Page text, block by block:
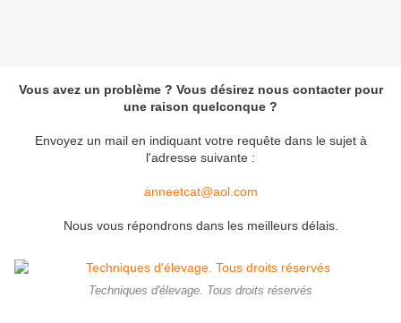
Vous avez un problème ? Vous désirez nous contacter pour
une raison quelconque ?
Envoyez un mail en indiquant votre requête dans le sujet à
l'adresse suivante :
anneetcat@aol.com
Nous vous répondrons dans les meilleurs délais.
Techniques d'élevage. Tous droits réservés